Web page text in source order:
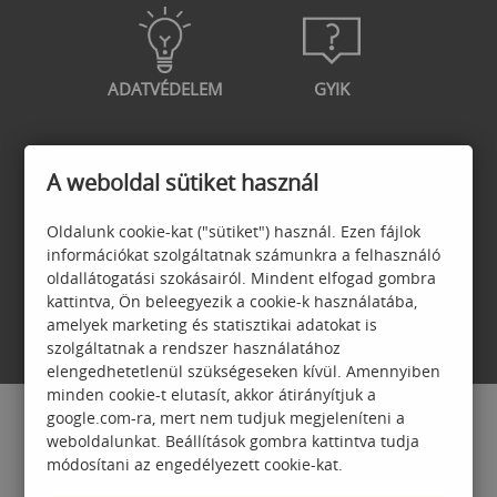
ADATVÉDELEM GYIK
GARANCIA
JELENTKEZÉSI
FELTÉTELEK
A weboldal sütiket használ
Oldalunk cookie-kat ("sütiket") használ. Ezen fájlok
információkat szolgáltatnak számunkra a felhasználó
oldallátogatási szokásairól. Mindent elfogad gombra
kattintva, Ön beleegyezik a cookie-k használatába,
amelyek marketing és statisztikai adatokat is
szolgáltatnak a rendszer használatához
elengedhetetlenül szükségeseken kívül. Amennyiben
minden cookie-t elutasít, akkor átirányítjuk a
google.com-ra, mert nem tudjuk megjeleníteni a
weboldalunkat. Beállítások gombra kattintva tudja
módosítani az engedélyezett cookie-kat.